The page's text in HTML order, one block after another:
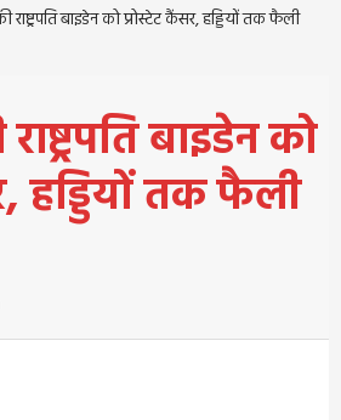
राष्ट्रपति बाइडेन को प्रोस्टेट कैंसर, हड्डियों तक फैली
बाइडेन को
हड्डियों तक फैली